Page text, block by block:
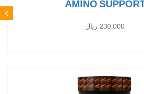
AMINO SUPPORT
230,000 ریال